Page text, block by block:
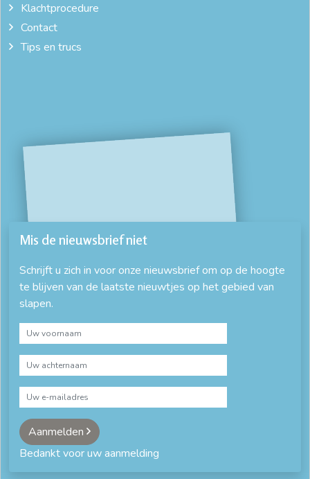
Klachtprocedure
Contact
Tips en trucs
Mis de nieuwsbrief niet
Schrijft u zich in voor onze nieuwsbrief om op de hoogte
te blijven van de laatste nieuwtjes op het gebied van
slapen.
Aanmelden
Bedankt voor uw aanmelding